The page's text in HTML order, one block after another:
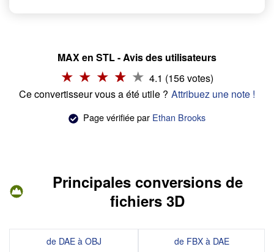
MAX en STL - Avis des utilisateurs
4.1 (156 votes)
Ce convertisseur vous a été utile ? Attribuez une note !
Page vérifiée par Ethan Brooks
Principales conversions de
fichiers 3D
de DAE à OBJ
de FBX à DAE